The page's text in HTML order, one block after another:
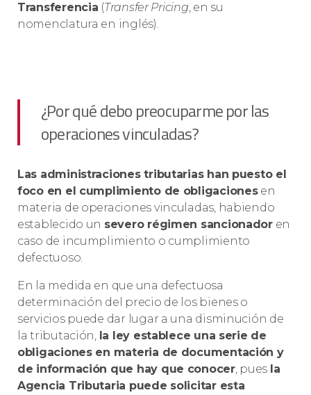
Transferencia (Transfer Pricing, en su
nomenclatura en inglés).
¿Por qué debo preocuparme por las
operaciones vinculadas?
Las administraciones tributarias han puesto el
foco en el cumplimiento de obligacionesen
materia de operaciones vinculadas, habiendo
establecido un severo régimen sancionadoren
caso de incumplimiento o cumplimiento
defectuoso.
En la medida en que una defectuosa
determinación del precio de los bienes o
servicios puede dar lugar a una disminución de
la tributación, la ley establece una serie de
obligaciones en materia de documentación y
de información que hay que conocer, pues la
Agencia Tributaria puede solicitar esta